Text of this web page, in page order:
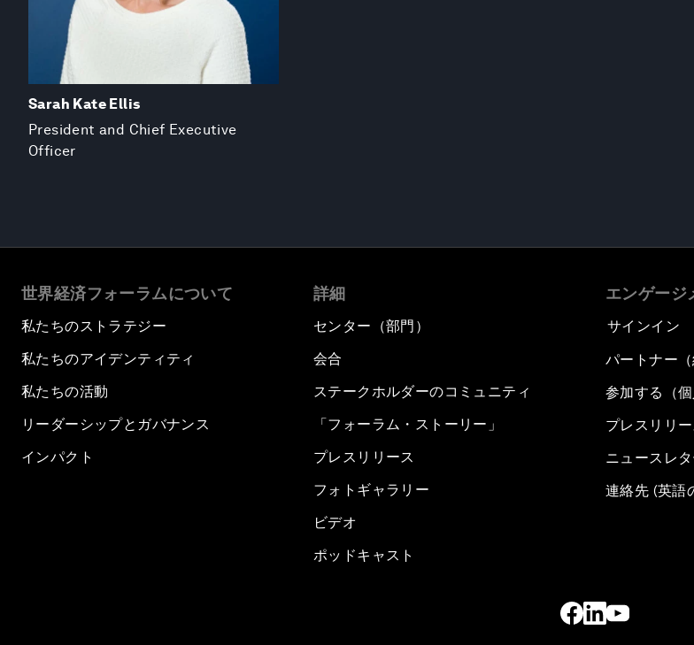
Sarah Kate Ellis
President and Chief Executive
Officer
世界経済フォーラムについて
私たちのストラテジー
私たちのアイデンティティ
私たちの活動
リーダーシップとガバナンス
インパクト
詳細
センター（部門）
会合
ステークホルダーのコミュニティ
「フォーラム・ストーリー」
プレスリリース
フォトギャラリー
ビデオ
ポッドキャスト
エンゲージ
サインイン
パートナー
参加する（個
プレスリリ
ニュースレ
連絡先 (英語